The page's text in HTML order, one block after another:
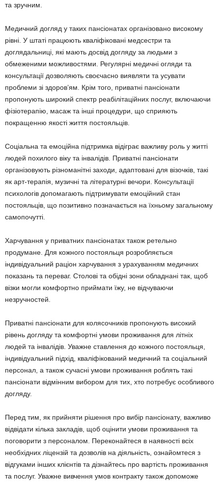
та зручним.
Медичний догляд у таких пансіонатах організовано високому
рівні. У штаті працюють кваліфіковані медсестри та
доглядальниці, які мають досвід догляду за людьми з
обмеженими можливостями. Регулярні медичні огляди та
консультації дозволяють своєчасно виявляти та усувати
проблеми зі здоров’ям. Крім того, приватні пансіонати
пропонують широкий спектр реабілітаційних послуг, включаючи
фізіотерапію, масаж та інші процедури, що сприяють
покращенню якості життя постояльців.
Соціальна та емоційна підтримка відіграє важливу роль у житті
людей похилого віку та інвалідів. Приватні пансіонати
організовують різноманітні заходи, адаптовані для візочків, такі
як арт-терапія, музичні та літературні вечори. Консультації
психологів допомагають підтримувати емоційний стан
постояльців, що позитивно позначається на їхньому загальному
самопочутті.
Харчування у приватних пансіонатах також ретельно
продумане. Для кожного постояльця розробляється
індивідуальний раціон харчування з урахуванням медичних
показань та переваг. Столові та обідні зони обладнані так, щоб
візки могли комфортно приймати їжу, не відчуваючи
незручностей.
Приватні пансіонати для колясочників пропонують високий
рівень догляду та комфортні умови проживання для літніх
людей та інвалідів. Уважне ставлення до кожного постояльця,
індивідуальний підхід, кваліфікований медичний та соціальний
персонал, а також сучасні умови проживання роблять такі
пансіонати відмінним вибором для тих, хто потребує особливого
догляду.
Перед тим, як прийняти рішення про вибір пансіонату, важливо
відвідати кілька закладів, щоб оцінити умови проживання та
поговорити з персоналом. Переконайтеся в наявності всіх
необхідних ліцензій та дозволів на діяльність, ознайомтеся з
відгуками інших клієнтів та дізнайтесь про вартість проживання
та послуг. Уважне вивчення умов контракту також допоможе